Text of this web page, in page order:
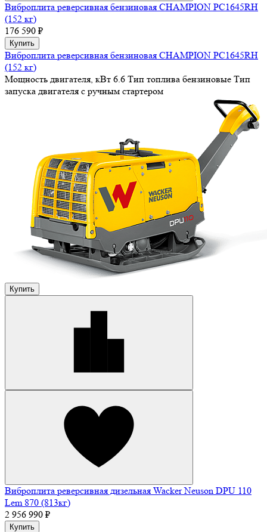
Виброплита реверсивная бензиновая CHAMPION PC1645RH
(152 кг)
176 590 ₽
Купить
Виброплита реверсивная бензиновая CHAMPION PC1645RH
(152 кг)
Мощность двигателя, кВт 6.6 Тип топлива бензиновые Тип
запуска двигателя с ручным стартером
Купить
Виброплита реверсивная дизельная Wacker Neuson DPU 110
Lem 870 (813кг)
2 956 990 ₽
Купить